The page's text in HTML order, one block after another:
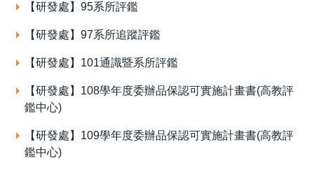
【研發處】95系所評鑑
【研發處】97系所追蹤評鑑
【研發處】101通識暨系所評鑑
【研發處】108學年度委辦品保認可實施計畫書(高教評
鑑中心)
【研發處】109學年度委辦品保認可實施計畫書(高教評
鑑中心)